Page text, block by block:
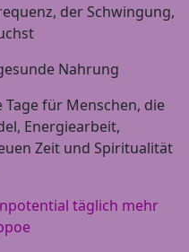
der Schwingung,
Nahrung
für Menschen, die
Energiearbeit,
Zeit und Spiritualität
täglich mehr